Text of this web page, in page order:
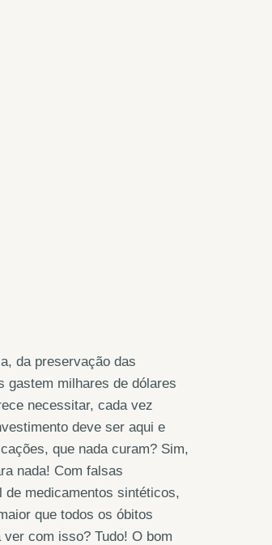
da preservação das
gastem milhares de dólares
necessitar, cada vez
deve ser aqui e
que nada curam? Sim,
nada! Com falsas
de medicamentos sintéticos,
que todos os óbitos
com isso? Tudo! O bom